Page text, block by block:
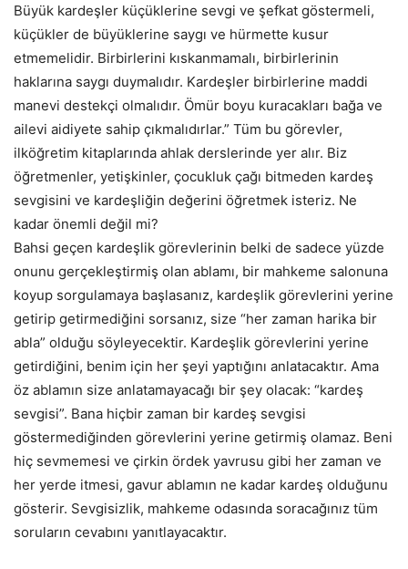
Büyük kardeşler küçüklerine sevgi ve şefkat göstermeli,
küçükler de büyüklerine saygı ve hürmette kusur
etmemelidir. Birbirlerini kıskanmamalı, birbirlerinin
haklarına saygı duymalıdır. Kardeşler birbirlerine maddi
manevi destekçi olmalıdır. Ömür boyu kuracakları bağa ve
ailevi aidiyete sahip çıkmalıdırlar.” Tüm bu görevler,
ilköğretim kitaplarında ahlak derslerinde yer alır. Biz
öğretmenler, yetişkinler, çocukluk çağı bitmeden kardeş
sevgisini ve kardeşliğin değerini öğretmek isteriz. Ne
kadar önemli değil mi?
Bahsi geçen kardeşlik görevlerinin belki de sadece yüzde
onunu gerçekleştirmiş olan ablamı, bir mahkeme salonuna
koyup sorgulamaya başlasanız, kardeşlik görevlerini yerine
getirip getirmediğini sorsanız, size “her zaman harika bir
abla” olduğu söyleyecektir. Kardeşlik görevlerini yerine
getirdiğini, benim için her şeyi yaptığını anlatacaktır. Ama
öz ablamın size anlatamayacağı bir şey olacak: “kardeş
sevgisi”. Bana hiçbir zaman bir kardeş sevgisi
göstermediğinden görevlerini yerine getirmiş olamaz. Beni
hiç sevmemesi ve çirkin ördek yavrusu gibi her zaman ve
her yerde itmesi, gavur ablamın ne kadar kardeş olduğunu
gösterir. Sevgisizlik, mahkeme odasında soracağınız tüm
soruların cevabını yanıtlayacaktır.